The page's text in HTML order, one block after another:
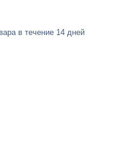
в течение 14 дней